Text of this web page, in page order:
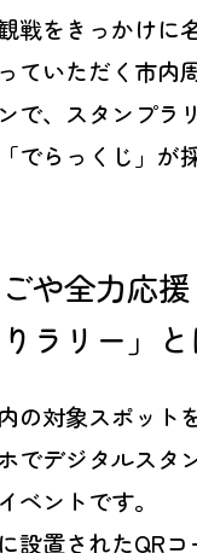
戦をきっかけに
ていただく市内
で、スタンプラ
でらっくじ」が
ごや全力応
ラリー」と
の対象スポット
でデジタルスタ
ベントです。
設置されたQR